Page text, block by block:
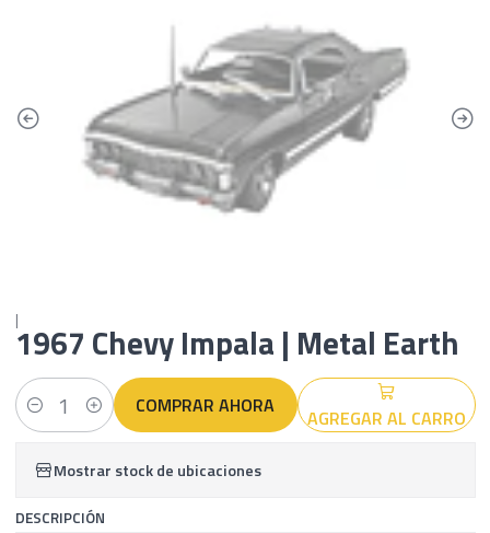
|1967 Chevy Impala | Metal Earth
Cantidad AGREGAR AL CARRO
COMPRAR AHORA
Mostrar stock de ubicaciones
DESCRIPCIÓN